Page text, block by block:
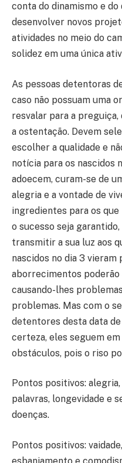
conta do dinamismo e
desenvolver novos
atividades no meio do
solidez em uma única
As pessoas detentoras
caso não possuam uma
resvalar para a
a ostentação. Devem
escolher a qualidade e
notícia para os nascidos
adoecem, curam-se de
alegria e a vontade de
ingredientes para os que
o sucesso seja
transmitir a sua luz aos
nascidos no dia 3 vieram
aborrecimentos
causando-lhes
problemas. Mas com o
detentores desta data
certeza, eles seguem
obstáculos, pois o riso
Pontos positivos:
palavras, longevidade e
doenças.
Pontos positivos: